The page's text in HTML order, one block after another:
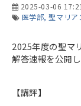
2025-03-06 17:21
医学部 聖マリア
2025年度の聖マ
解答速報を公開し
【講評】